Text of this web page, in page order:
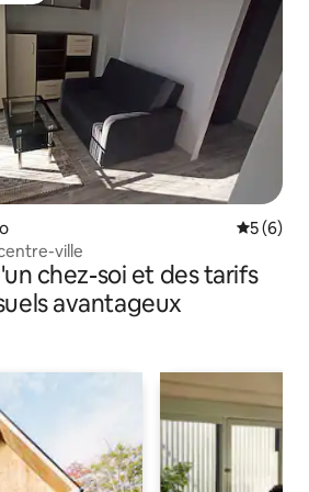
5 (6)
ville
chez-soi et des tarifs
avantageux